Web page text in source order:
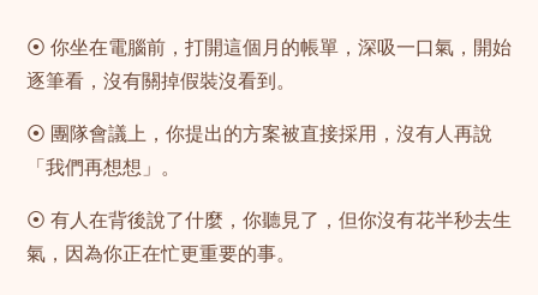
⦿ 你坐在電腦前，打開這個月的帳單，深吸一口氣，開始
逐筆看，沒有關掉假裝沒看到。
⦿ 團隊會議上，你提出的方案被直接採用，沒有人再說
「我們再想想」。
⦿ 有人在背後說了什麼，你聽見了，但你沒有花半秒去生
氣，因為你正在忙更重要的事。